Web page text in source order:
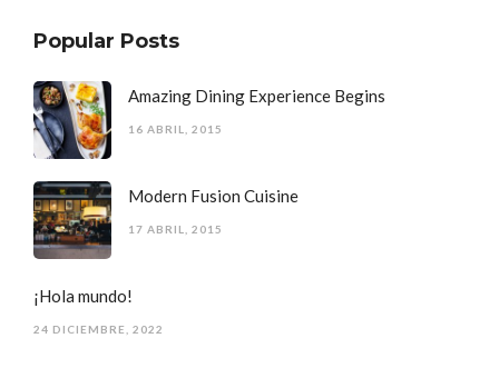
Popular Posts
Amazing Dining Experience Begins
16 ABRIL, 2015
Modern Fusion Cuisine
17 ABRIL, 2015
¡Hola mundo!
24 DICIEMBRE, 2022